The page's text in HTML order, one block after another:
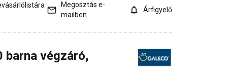
Megosztás e-
mailben
Árfigyelő
barna végzáró,